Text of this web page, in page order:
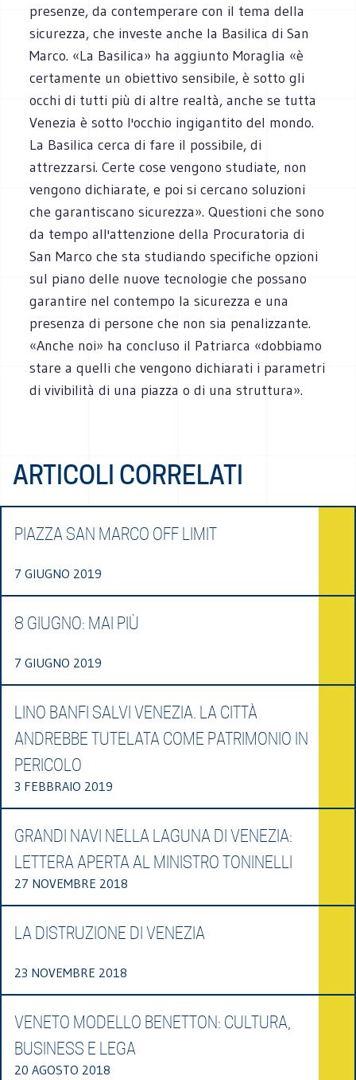
presenze, da contemperare con il tema della
sicurezza, che investe anche la Basilica di San
Marco. «La Basilica» ha aggiunto Moraglia «è
certamente un obiettivo sensibile, è sotto gli
occhi di tutti più di altre realtà, anche se tutta
Venezia è sotto l'occhio ingigantito del mondo.
La Basilica cerca di fare il possibile, di
attrezzarsi. Certe cose vengono studiate, non
vengono dichiarate, e poi si cercano soluzioni
che garantiscano sicurezza». Questioni che sono
da tempo all'attenzione della Procuratoria di
San Marco che sta studiando specifiche opzioni
sul piano delle nuove tecnologie che possano
garantire nel contempo la sicurezza e una
presenza di persone che non sia penalizzante.
«Anche noi» ha concluso il Patriarca «dobbiamo
stare a quelli che vengono dichiarati i parametri
di vivibilità di una piazza o di una struttura».
ARTICOLI CORRELATI
PIAZZA SAN MARCO OFF LIMIT
7 GIUGNO 2019
8 GIUGNO: MAI PIÙ
7 GIUGNO 2019
LINO BANFI SALVI VENEZIA. LA CITTÀ
ANDREBBE TUTELATA COME PATRIMONIO IN
PERICOLO
3 FEBBRAIO 2019
GRANDI NAVI NELLA LAGUNA DI VENEZIA:
LETTERA APERTA AL MINISTRO TONINELLI
27 NOVEMBRE 2018
LA DISTRUZIONE DI VENEZIA
23 NOVEMBRE 2018
VENETO MODELLO BENETTON: CULTURA,
BUSINESS E LEGA
20 AGOSTO 2018